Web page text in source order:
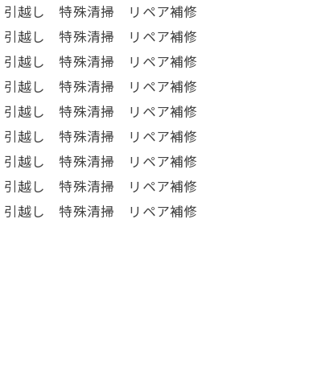
越し 特殊清掃 リペア補修
し 特殊清掃 リペア補修
し 特殊清掃 リペア補修
し 特殊清掃 リペア補修
越し 特殊清掃 リペア補修
越し 特殊清掃 リペア補修
し 特殊清掃 リペア補修
越し 特殊清掃 リペア補修
越し 特殊清掃 リペア補修